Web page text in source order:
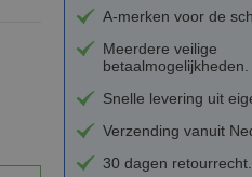
A-merken voor de
Meerdere veilige
betaalmogelijkheden.
Snelle levering uit
Verzending vanuit
30 dagen retourrecht.